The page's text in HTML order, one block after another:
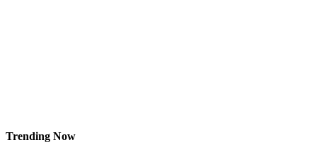
Trending Now